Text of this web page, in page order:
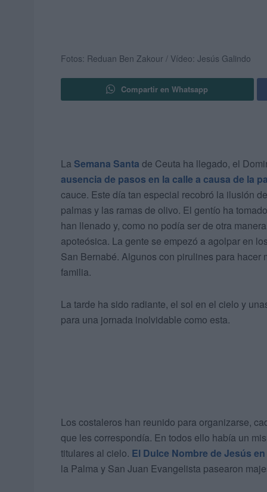
Fotos: Reduan Ben Zakour / Vídeo: Jesús Galindo
Compartir en Whatsapp
La Semana Santa de Ceuta ha llegado, el
ausencia de pasos en la calle a causa de la
cauce. Este día tan especial recobró la ilusión
palmas y las ramas de olivo. El gentío ha
han llenado y, como no podía ser de otra
apoteósica. La gente se empezó a agolpar en
San Bernabé. Algunos con pirulines para
familia.
La tarde ha sido radiante, el sol en el cielo y
para una jornada inolvidable como esta.
Los costaleros han reunido para organizarse,
que les correspondía. En todos ello había un
titulares al cielo. El Dulce Nombre de Jesús
la Palma y San Juan Evangelista pasearon